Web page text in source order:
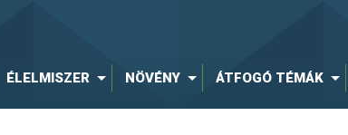
ÉLELMISZER NÖVÉNY ÁTFOGÓ TÉMÁK